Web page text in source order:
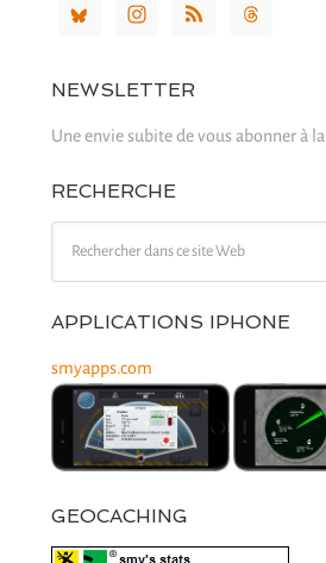
NEWSLETTER
Une envie subite de vous abonner à la
RECHERCHE
APPLICATIONS IPHONE
smyapps.com
GEOCACHING